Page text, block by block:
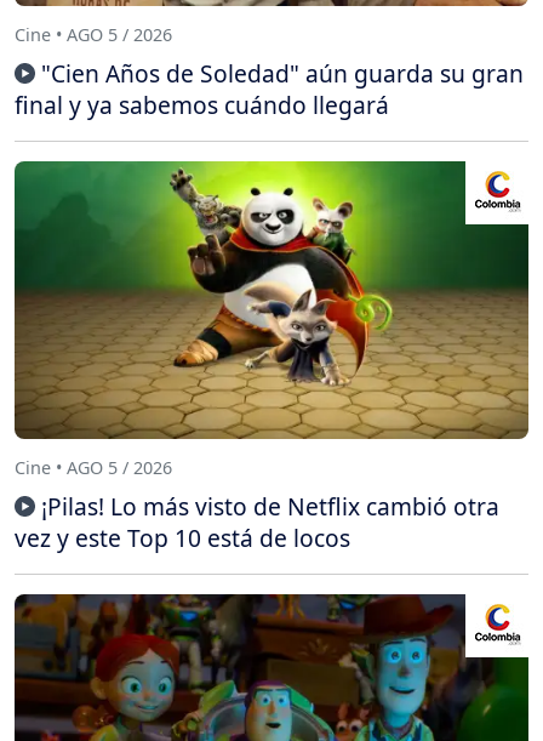
Cine • AGO 5 / 2026
"Cien Años de Soledad" aún guarda su gran
final y ya sabemos cuándo llegará
Cine • AGO 5 / 2026
¡Pilas! Lo más visto de Netflix cambió otra
vez y este Top 10 está de locos